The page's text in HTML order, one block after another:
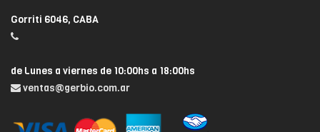
Gorriti 6046, CABA
de Lunes a viernes de 10:00hs a 18:00hs
ventas@gerbio.com.ar